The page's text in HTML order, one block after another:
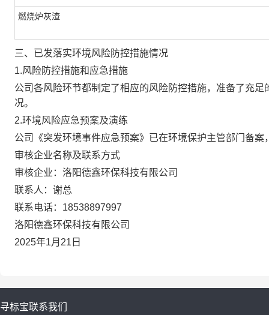
燃烧炉灰渣
三、已发落实环境风险防控措施情况
1.风险防控措施和应急措施
公司各风险环节都制定了相应的风险防控措施，准备了充
况。
2.环境风险应急预案及演练
公司《突发环境事件应急预案》已在环境保护主管部门备
审核企业名称及联系方式
审核企业：洛阳德鑫环保科技有限公司
联系人：谢总
联系电话：18538897997
洛阳德鑫环保科技有限公司
2025年1月21日
寻标宝联系我们